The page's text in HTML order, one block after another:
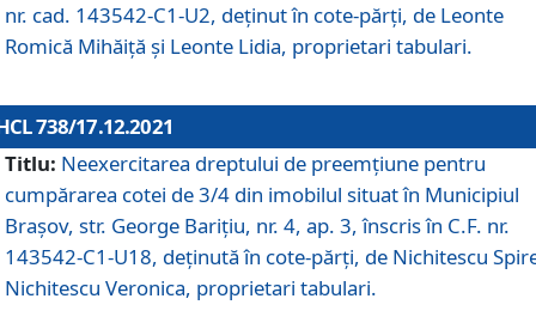
nr. cad. 143542-C1-U2, deținut în cote-părți, de Leonte
Romică Mihăiță și Leonte Lidia, proprietari tabulari.
738/17.12.2021
Titlu: Neexercitarea dreptului de preemţiune pentru
cumpărarea cotei de 3/4 din imobilul situat în Municipiul
Braşov, str. George Barițiu, nr. 4, ap. 3, înscris în C.F. nr.
143542-C1-U18, deținută în cote-părți, de Nichitescu
Nichitescu Veronica, proprietari tabulari.